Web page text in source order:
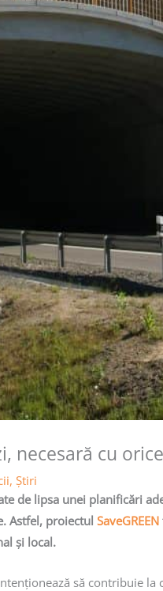
necesară cu
, Știri
de lipsa unei planificări
Astfel, proiectul SaveGREEN
și local.
să contribuie la